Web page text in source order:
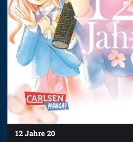
12 Jahre 20